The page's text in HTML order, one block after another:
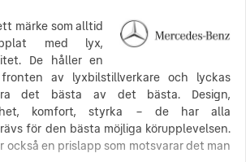
märke som alltid
med lyx,
De håller en
av lyxbilstillverkare och lyckas
det bästa av det bästa. Design,
komfort, styrka – de har alla
för den bästa möjliga körupplevelsen.
också en prislapp som motsvarar det man